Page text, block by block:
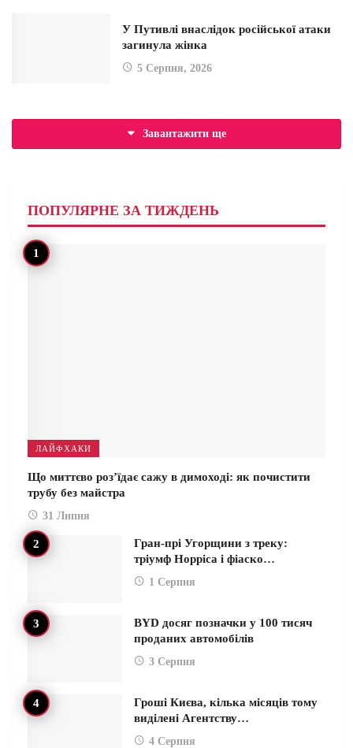
У Путивлі внаслідок російської атаки
загинула жінка
5 Серпня, 2026
Завантажити ще
ПОПУЛЯРНЕ ЗА ТИЖДЕНЬ
ЛАЙФХАКИ
Що миттєво роз’їдає сажу в димоході: як почистити
трубу без майстра
31 Липня
Гран-прі Угорщини з треку:
тріумф Норріса і фіаско…
1 Серпня
BYD досяг позначки у 100 тисяч
проданих автомобілів
3 Серпня
Гроші Києва, кілька місяців тому
виділені Агентству…
4 Серпня